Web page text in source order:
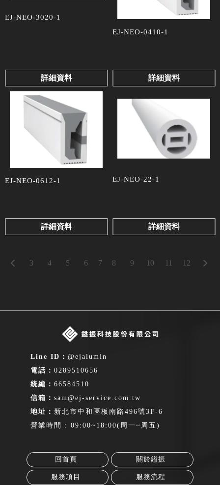
EJ-NEO-3020-1
詳細資料
EJ-NEO-0410-1
詳細資料
EJ-NEO-0612-1
詳細資料
EJ-NEO-22-1
詳細資料
3 4 5 6 7 8 9 10 11 12
@ejalumin
0289510656
66584510
sam@ej-service.com.tw
新北市中和區板南路496號3F-6
營業時間 : 09:00~18:00(周一~周五)
回首頁 關於鎰振
服務項目 服務流程